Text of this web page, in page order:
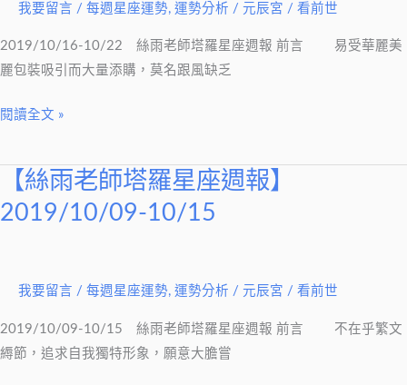
我要留言 / 每週星座運勢, 運勢分析 / 元辰宮 / 看前世
2019/10/16-10/22 絲雨老師塔羅星座週報 前言 易受華麗美
麗包裝吸引而大量添購，莫名跟風缺乏
閱讀全文 »
【絲雨老師塔羅星座週報】
2019/10/09-10/15
我要留言 / 每週星座運勢, 運勢分析 / 元辰宮 / 看前世
2019/10/09-10/15 絲雨老師塔羅星座週報 前言 不在乎繁文
縟節，追求自我獨特形象，願意大膽嘗
【絲
雨
星
座